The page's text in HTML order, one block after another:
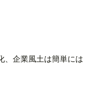
、企業風土は簡単には